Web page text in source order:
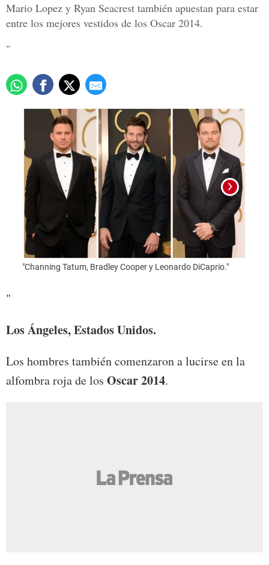
Mario Lopez y Ryan Seacrest también apuestan para estar
entre los mejores vestidos de los Oscar 2014.
"
"Channing Tatum, Bradley Cooper y Leonardo DiCaprio."
"
Los Ángeles, Estados Unidos.
Los hombres también comenzaron a lucirse en la
alfombra roja de los Oscar 2014.